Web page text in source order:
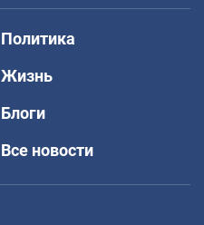
Политика
Жизнь
Блоги
Все новости